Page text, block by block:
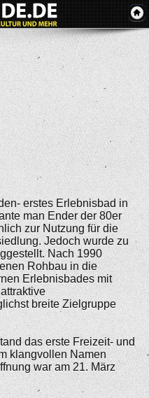
erstes Erlebnisbad in
man Ender der 80er
zur Nutzung für die
Jedoch wurde zu
Nach 1990
Rohbau in die
Erlebnisbades mit
breite Zielgruppe
das erste Freizeit- und
klangvollen Namen
war am 21. März